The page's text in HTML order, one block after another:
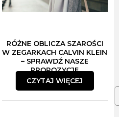
RÓŻNE OBLICZA SZAROŚCI
W ZEGARKACH CALVIN KLEIN
– SPRAWDŹ NASZE
PROPOZYCJE
CZYTAJ WIĘCEJ